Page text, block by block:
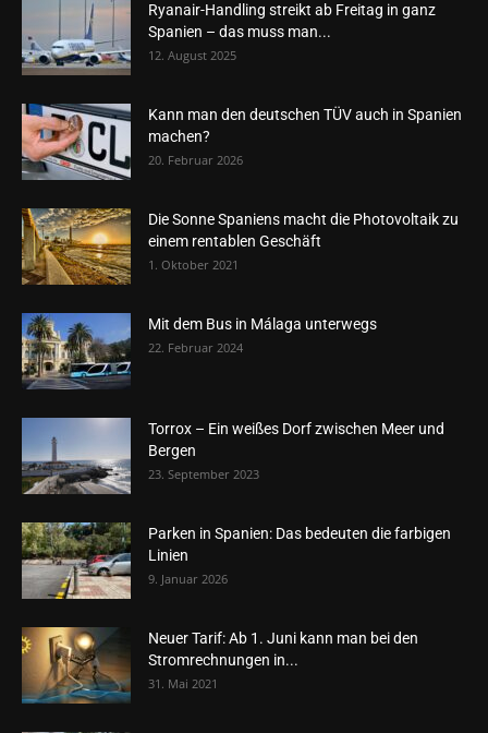
Ryanair-Handling streikt ab Freitag in ganz
Spanien – das muss man...
12. August 2025
Kann man den deutschen TÜV auch in Spanien
machen?
20. Februar 2026
Die Sonne Spaniens macht die Photovoltaik zu
einem rentablen Geschäft
1. Oktober 2021
Mit dem Bus in Málaga unterwegs
22. Februar 2024
Torrox – Ein weißes Dorf zwischen Meer und
Bergen
23. September 2023
Parken in Spanien: Das bedeuten die farbigen
Linien
9. Januar 2026
Neuer Tarif: Ab 1. Juni kann man bei den
Stromrechnungen in...
31. Mai 2021